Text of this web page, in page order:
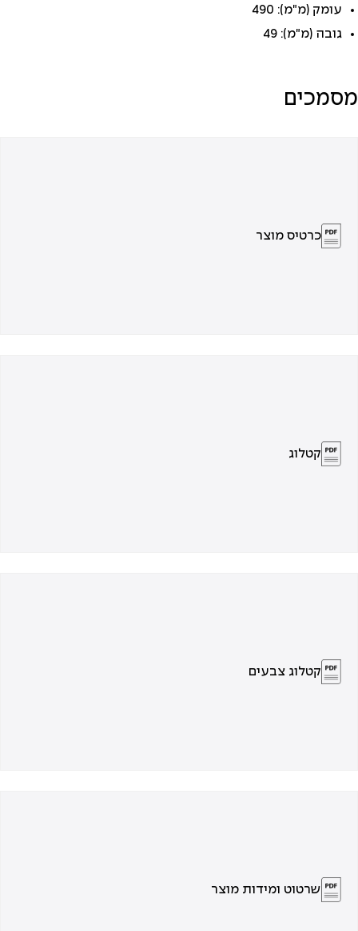
עומק (מ"מ): 490
גובה (מ"מ): 49
מסמכים
כרטיס מוצר
קטלוג
קטלוג צבעים
שרטוט ומידות מוצר